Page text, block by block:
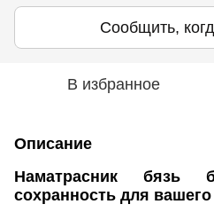
Сообщить,
В избранное
Описание
Наматрасник
сохранность для